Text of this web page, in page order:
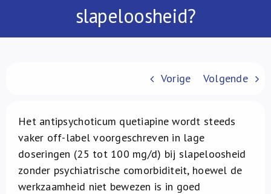
Over ons
FR
slapeloosheid?
Vorige Volgende
Het antipsychoticum quetiapine wordt steeds
vaker off-label voorgeschreven in lage
doseringen (25 tot 100 mg/d) bij slapeloosheid
zonder psychiatrische comorbiditeit, hoewel de
werkzaamheid niet bewezen is in goed